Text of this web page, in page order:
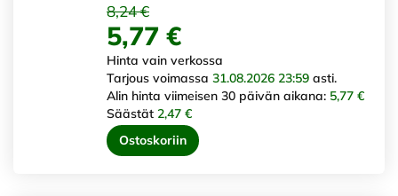
8,24 €
5,77 €
Hinta vain verkossa
Tarjous voimassa 31.08.2026 23:59 asti.
Alin hinta viimeisen 30 päivän aikana: 5,77 €
Säästät 2,47 €
Ostoskoriin